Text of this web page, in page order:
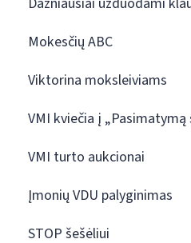
Mokesčių ABC
Viktorina moksleiviams
VMI kviečia į „Pasimatymą
VMI turto aukcionai
Įmonių VDU palyginimas
STOP šešėliui